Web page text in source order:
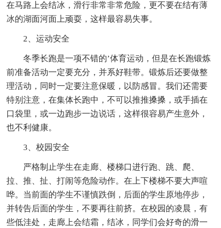
在马路上会结冰，滑行非常非常危险，更不要在结有薄
冰的湖面河面上顽耍，这样最容易失事。
2、运动安全
冬季长跑是一项不错的’体育运动，但是在长跑锻炼
前准备活动一定要充分，并系好鞋带。锻炼后还要做整
理活动，同时一定要注意保暖，以防感冒。我们还需要
特别注意，在集体长跑中，不可以推推搡搡，或手插在
口袋里，或一边跑步一边说话，这样很容易产生意外，
也不利健康。
3、校园安全
严格制止学生在走廊、楼梯口进行跑、跳、爬、
拉、推、扯、打闹等危险动作。在上下楼梯不要大声喧
哗。当前面的学生不谨慎跌倒，后面的学生原地停步，
并转告后面的学生，不要再往前挤。在校园的凌晨，有
些低洼处，走廊上会结霜，结冰，同学们会好奇的滑一